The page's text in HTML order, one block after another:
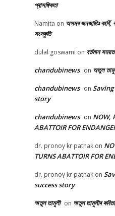
প্ৰাসঙ্গিকতা
Namita on অসমৰ জনজাতিঃ
সংস্কৃতি
dulal goswami on বৰ্তমান
chandubinews on অতুল
chandubinews on
story
chandubinews on NOW,
ABATTOIR FOR
dr. pronoy kr pathak on
TURNS ABATTOIR FOR
dr. pronoy kr pathak on
success story
অতুল তামুলী on অতুল তামুলীৰ কবিতা